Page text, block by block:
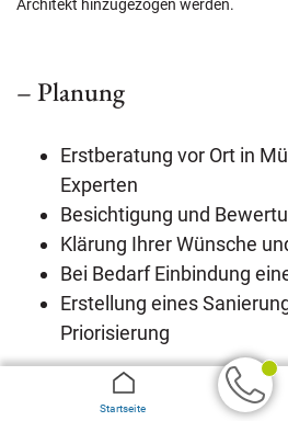
Architekt hinzugezogen werden.
– Planung
Erstberatung vor Ort in
Experten
Besichtigung und
Klärung Ihrer Wünsche
Bei Bedarf Einbindung
Erstellung eines
Priorisierung
– Kostenrahmen
Startseite